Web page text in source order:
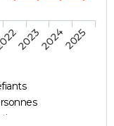
202320242025